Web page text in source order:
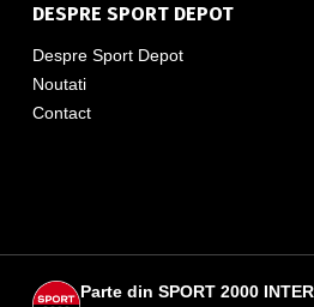
DESPRE SPORT DEPOT
Despre Sport Depot
Noutati
Contact
Parte din SPORT 2000